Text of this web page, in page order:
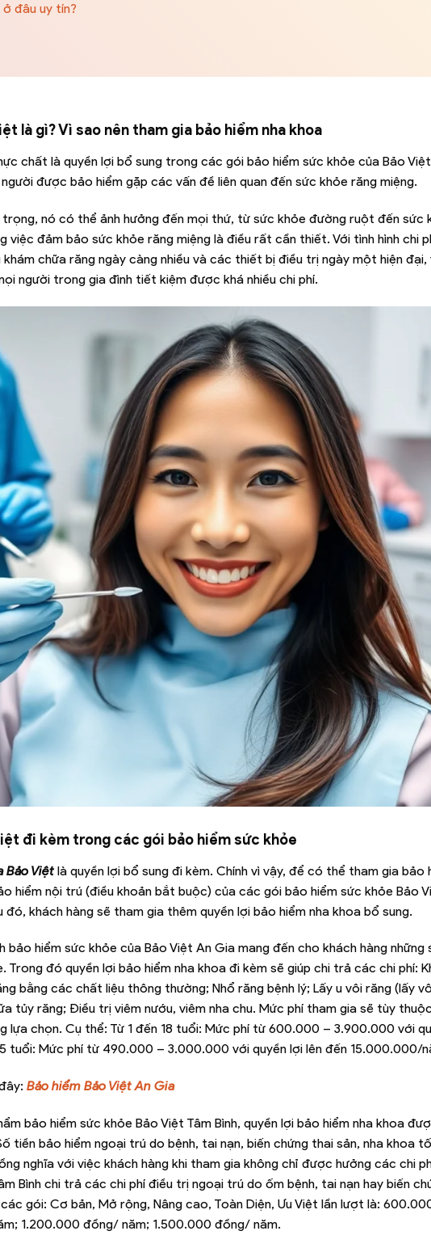
đâu uy tín?
là gì? Vì sao nên tham gia bảo hiểm nha khoa
chất là quyền lợi bổ sung trong các gói bảo hiểm sức khỏe của Bảo
được bảo hiểm gặp các vấn đề liên quan đến sức khỏe răng miệng.
nó có thể ảnh hưởng đến mọi thứ, từ sức khỏe đường ruột đến sức
việc đảm bảo sức khỏe răng miệng là điều rất cần thiết. Với tình hình chi
khám chữa răng ngày càng nhiều và các thiết bị điều trị ngày một hiện đại,
người trong gia đình tiết kiệm được khá nhiều chi phí.
đi kèm trong các gói bảo hiểm sức khỏe
Bảo Việtlà quyền lợi bổ sung đi kèm. Chính vì vậy, để có thể tham gia bảo
hiểm nội trú (điều khoản bắt buộc) của các gói bảo hiểm sức khỏe Bảo
đó, khách hàng sẽ tham gia thêm quyền lợi bảo hiểm nha khoa bổ sung.
bảo hiểm sức khỏe của Bảo Việt An Gia mang đến cho khách hàng những
Trong đó quyền lợi bảo hiểm nha khoa đi kèm sẽ giúp chi trả các chi phí:
bằng các chất liệu thông thường; Nhổ răng bệnh lý; Lấy u vôi răng (lấy
tủy răng; Điều trị viêm nướu, viêm nha chu. Mức phí tham gia sẽ tùy
lựa chọn. Cụ thể: Từ 1 đến 18 tuổi: Mức phí từ 600.000 – 3.900.000 với
tuổi: Mức phí từ 490.000 – 3.000.000 với quyền lợi lên đến 15.000.000/
Bảo hiểm Bảo Việt An Gia
bảo hiểm sức khỏe Bảo Việt Tâm Bình, quyền lợi bảo hiểm nha khoa
tiền bảo hiểm ngoại trú do bệnh, tai nạn, biến chứng thai sản, nha khoa
nghĩa với việc khách hàng khi tham gia không chỉ được hưởng các chi
Bình chi trả các chi phí điều trị ngoại trú do ốm bệnh, tai nạn hay biến
gói: Cơ bản, Mở rộng, Nâng cao, Toàn Diện, Ưu Việt lần lượt là:
1.200.000 đồng/ năm; 1.500.000 đồng/ năm.